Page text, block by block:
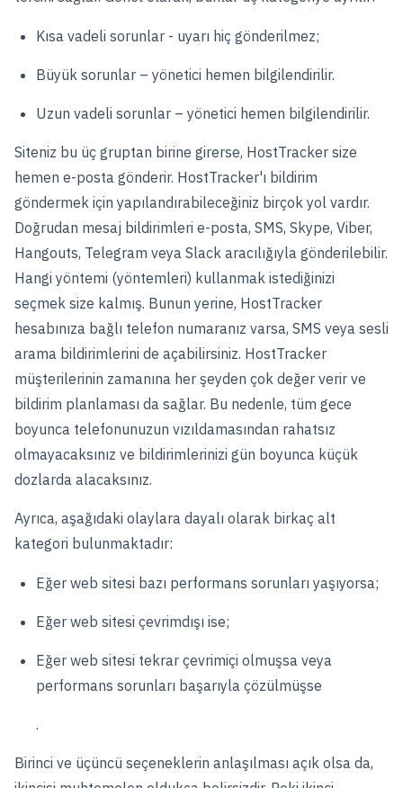
Kısa vadeli sorunlar - uyarı hiç gönderilmez;
Büyük sorunlar – yönetici hemen bilgilendirilir.
Uzun vadeli sorunlar – yönetici hemen bilgilendirilir.
Siteniz bu üç gruptan birine girerse, HostTracker size
hemen e-posta gönderir. HostTracker'ı bildirim
göndermek için yapılandırabileceğiniz birçok yol vardır.
Doğrudan mesaj bildirimleri e-posta, SMS, Skype, Viber,
Hangouts, Telegram veya Slack aracılığıyla gönderilebilir.
Hangi yöntemi (yöntemleri) kullanmak istediğinizi
seçmek size kalmış. Bunun yerine, HostTracker
hesabınıza bağlı telefon numaranız varsa, SMS veya sesli
arama bildirimlerini de açabilirsiniz. HostTracker
müşterilerinin zamanına her şeyden çok değer verir ve
bildirim planlaması da sağlar. Bu nedenle, tüm gece
boyunca telefonunuzun vızıldamasından rahatsız
olmayacaksınız ve bildirimlerinizi gün boyunca küçük
dozlarda alacaksınız.
Ayrıca, aşağıdaki olaylara dayalı olarak birkaç alt
kategori bulunmaktadır:
Eğer web sitesi bazı performans sorunları yaşıyorsa;
Eğer web sitesi çevrimdışı ise;
Eğer web sitesi tekrar çevrimiçi olmuşsa veya
performans sorunları başarıyla çözülmüşse
.
Birinci ve üçüncü seçeneklerin anlaşılması açık olsa da,